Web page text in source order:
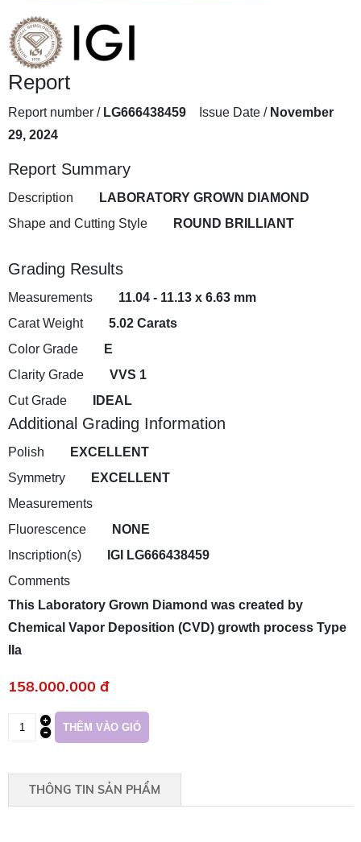
Report
Report number / LG666438459 Issue Date / November
29, 2024
Report Summary
Description
LABORATORY GROWN DIAMOND
Shape and Cutting Style
ROUND BRILLIANT
Grading Results
Measurements
11.04 - 11.13 x 6.63 mm
Carat Weight
5.02 Carats
Color Grade
E
Clarity Grade
VVS 1
Cut Grade
IDEAL
Additional Grading Information
Polish
EXCELLENT
Symmetry
EXCELLENT
Measurements
Fluorescence
NONE
Inscription(s)
IGI LG666438459
Comments
This Laboratory Grown Diamond was created by
Chemical Vapor Deposition (CVD) growth process Type
IIa
158.000.000 đ
THÔNG TIN SẢN PHẨM